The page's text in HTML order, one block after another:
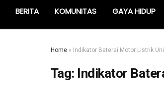
BERITA KOMUNITAS GAYA HIDUP
Home » Indikator Baterai Motor Listrik
Tag: Indikator